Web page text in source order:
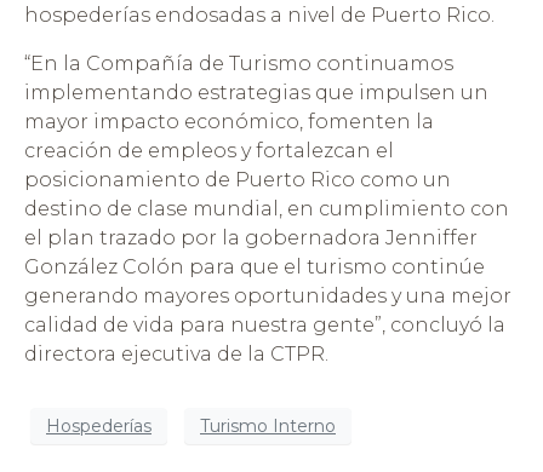
hospederías endosadas a nivel de Puerto Rico.
“En la Compañía de Turismo continuamos
implementando estrategias que impulsen un
mayor impacto económico, fomenten la
creación de empleos y fortalezcan el
posicionamiento de Puerto Rico como un
destino de clase mundial, en cumplimiento con
el plan trazado por la gobernadora Jenniffer
González Colón para que el turismo continúe
generando mayores oportunidades y una mejor
calidad de vida para nuestra gente”, concluyó la
directora ejecutiva de la CTPR.
Hospederías Turismo Interno